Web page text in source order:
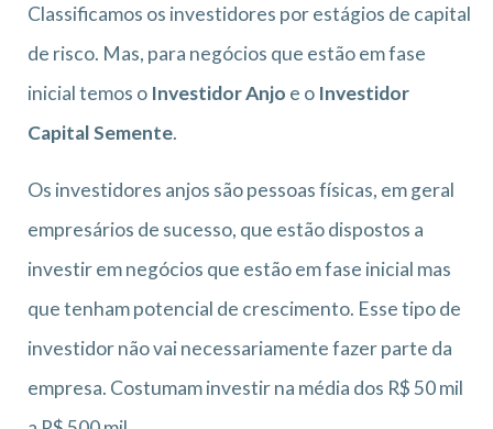
Classificamos os investidores por estágios de capital
de risco. Mas, para negócios que estão em fase
inicial temos o Investidor Anjo e o Investidor
Capital Semente.
Os investidores anjos são pessoas físicas, em geral
empresários de sucesso, que estão dispostos a
investir em negócios que estão em fase inicial mas
que tenham potencial de crescimento. Esse tipo de
investidor não vai necessariamente fazer parte da
empresa. Costumam investir na média dos R$ 50 mil